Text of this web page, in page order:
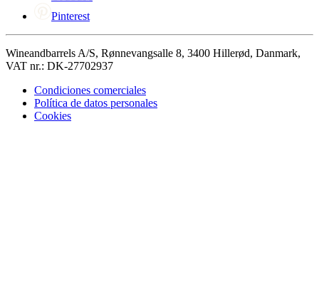
Pinterest
Wineandbarrels A/S, Rønnevangsalle 8, 3400 Hillerød, Danmark,
VAT nr.: DK-27702937
Condiciones comerciales
Política de datos personales
Cookies